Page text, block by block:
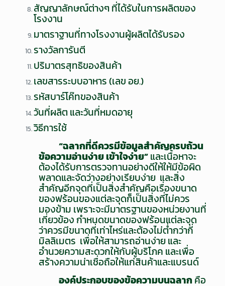
สัญญาลักษณ์ต่างๆ ที่ได้รับในการผลิตของ
โรงงาน
มาตราฐานที่ทางโรงงานผู้ผลิตได้รับรอง
รางวัลการันตี
ปริมาตรสุทธิของสินค้า
เลขสารระบบอาหาร (เลข อย.)
รหัสบาร์โค๊ทของสินค้า
วันที่ผลิต และวันที่หมดอายุ
วิธีการใช้
“ฉลากที่ดีควรมีข้อมูลสำคัญครบถ้วน
ข้อความอ่านง่าย เข้าใจง่าย”และเนื้อหาจะ
ต้องได้รับการตรวจทานอย่างดีให้ให้มีข้อผิด
พลาดและจัดว่างอย่างเรียบง่าย และสิ่ง
สำคัญอีกจุดที่เป็นสิ่งสำคัญคือเรื่องขนาด
ของฟร้อนของแต่ละจุดก็เป็นสิ่งที่ไม่ควร
มองข้าม เพราะจะมีมาตรฐานของหน่วยงานที่
เกี่ยวข้อง กำหนดขนาดของฟร้อนแต่ละจุด
ว่าควรมีขนาดที่เท่าไหร่และต้องไม่ต่ำกว่ากี่
มิลลิเมตร เพื่อให้สามารถอ่านง่าย และ
อำนวยความสะดวกให้กับผู้บริโภค และเพื่อ
สร้างความน่าเชื่อถือให้แก่สินค้าและแบรนด์
องค์ประกอบของข้อความบนฉลากคือ